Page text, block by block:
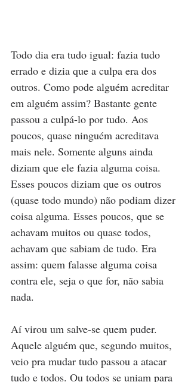
Todo dia era tudo igual: fazia tudo
errado e dizia que a culpa era dos
outros. Como pode alguém acreditar
em alguém assim? Bastante gente
passou a culpá-lo por tudo. Aos
poucos, quase ninguém acreditava
mais nele. Somente alguns ainda
diziam que ele fazia alguma coisa.
Esses poucos diziam que os outros
(quase todo mundo) não podiam dizer
coisa alguma. Esses poucos, que se
achavam muitos ou quase todos,
achavam que sabiam de tudo. Era
assim: quem falasse alguma coisa
contra ele, seja o que for, não sabia
nada.
Aí virou um salve-se quem puder.
Aquele alguém que, segundo muitos,
veio pra mudar tudo passou a atacar
tudo e todos. Ou todos se uniam para